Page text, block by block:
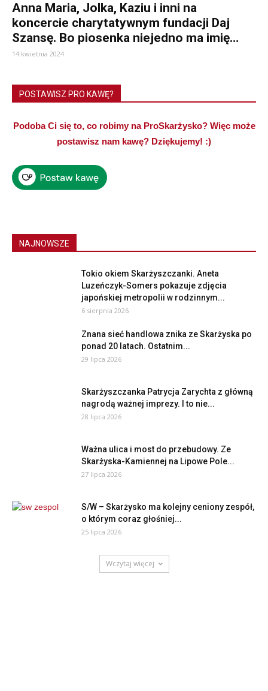
Anna Maria, Jolka, Kaziu i inni na
koncercie charytatywnym fundacji Daj
Szansę. Bo piosenka niejedno ma imię…
14 kwietnia 2024
POSTAWISZ PRO KAWĘ?
Podoba Ci się to, co robimy na ProSkarżysko? Więc może
postawisz nam kawę? Dziękujemy! :)
NAJNOWSZE
Tokio okiem Skarżyszczanki. Aneta
Luzeńczyk-Somers pokazuje zdjęcia
japońskiej metropolii w rodzinnym...
6 sierpnia 2026
Znana sieć handlowa znika ze Skarżyska po
ponad 20 latach. Ostatnim...
29 lipca 2026
Skarżyszczanka Patrycja Zarychta z główną
nagrodą ważnej imprezy. I to nie...
28 lipca 2026
Ważna ulica i most do przebudowy. Ze
Skarżyska-Kamiennej na Lipowe Pole...
27 lipca 2026
S/W – Skarżysko ma kolejny ceniony zespół,
o którym coraz głośniej...
25 lipca 2026
Wczytaj więcej